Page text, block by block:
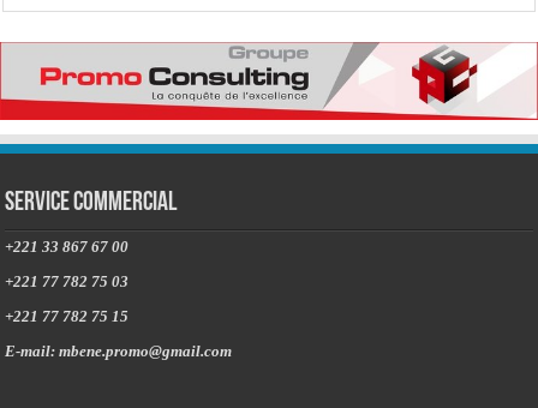
Service commercial
+221 33 867 67 00
+221 77 782 75 03
+221 77 782 75 15
E-mail: mbene.promo@gmail.com